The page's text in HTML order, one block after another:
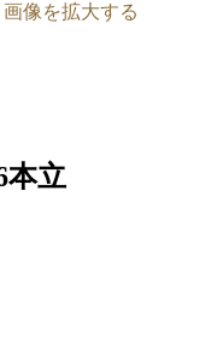
画像を拡大する
本立